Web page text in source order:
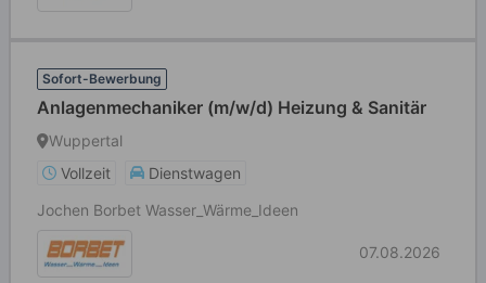
Sofort-Bewerbung
Anlagenmechaniker (m/w/d) Heizung & Sanitär
Wuppertal
Vollzeit
Dienstwagen
Jochen Borbet Wasser_Wärme_Ideen
07.08.2026